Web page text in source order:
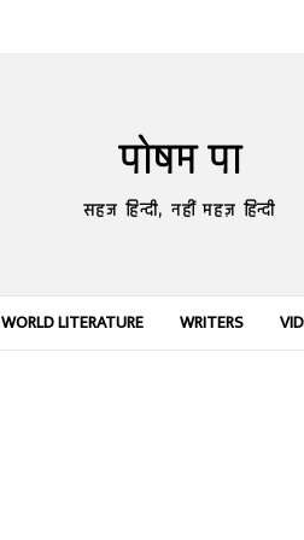
पोषम पा
सहज हिन्दी, नहीं महज़ हिन्दी
WORLD LITERATURE WRITERS